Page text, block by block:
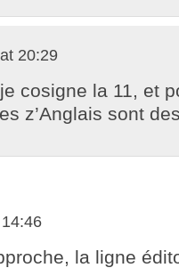
20:29
cosigne la 11, et
z’Anglais sont
la ligne